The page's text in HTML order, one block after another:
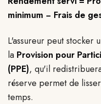
minimum − Frais de
L'assureur peut stocker
la Provision pour
(PPE), qu'il
réserve permet de
temps.